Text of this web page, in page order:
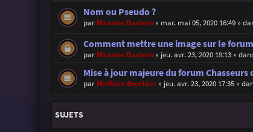
Nom ou Pseudo ?
par Maxime Daviron» mar. mai 05, 2020 16:49»
Comment mettre une image sur le
par Maxime Daviron» jeu. avr. 23, 2020 19:13»
Mise à jour majeure du forum Chasseurs
par Mathieu Brochier» jeu. avr. 23, 2020 17:35»
SUJETS